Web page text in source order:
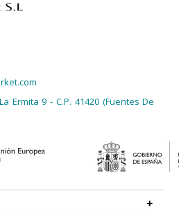
Ermita 9 - C.P. 41420 (Fuentes De